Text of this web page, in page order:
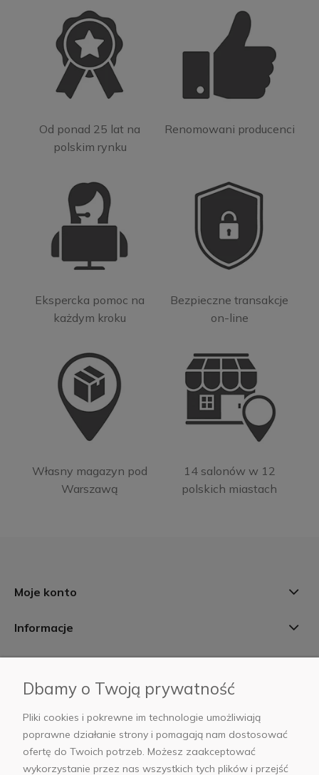
Od ponad 25 lat na
polskim rynku
Renomowani producenci
Ekspercka pomoc na
każdym kroku
Bezpieczne transakcje
on-line
Własny magazyn pod
Warszawą
14 salonów w 12
polskich miastach
Moje konto
Informacje
AB Foto
Dbamy o Twoją prywatność
Pliki cookies i pokrewne im technologie umożliwiają
poprawne działanie strony i pomagają nam dostosować
ofertę do Twoich potrzeb. Możesz zaakceptować
wykorzystanie przez nas wszystkich tych plików i przejść